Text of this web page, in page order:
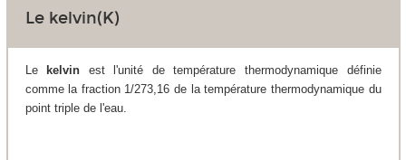
Le kelvin(K)
Le kelvin est l'unité de température thermodynamique définie
comme la fraction 1/273,16 de la température thermodynamique du
point triple de l'eau.